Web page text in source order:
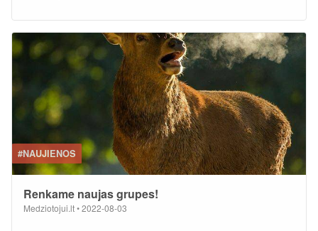
#NAUJIENOS
Renkame naujas grupes!
Medziotojui.lt•2022-08-03